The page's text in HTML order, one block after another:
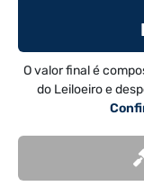
O valor final é
do Leiloeiro e